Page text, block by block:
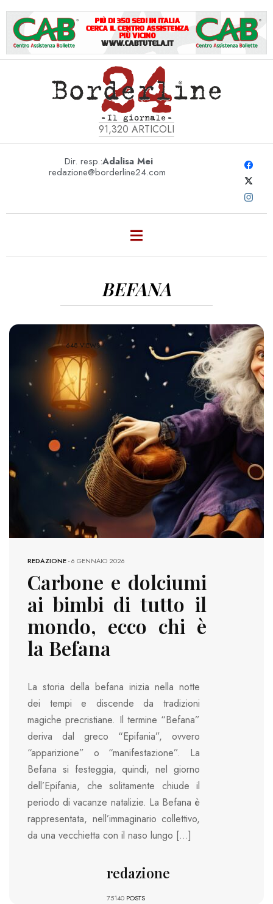
91,320 ARTICOLI
Dir. resp.:Adalisa Mei
redazione@borderline24.com
BEFANA
648 VIEWS
REDAZIONE-6 GENNAIO 2026
Carbone e dolciumi
ai bimbi di tutto il
mondo, ecco chi è
la Befana
La storia della befana inizia nella notte
dei tempi e discende da tradizioni
magiche precristiane. Il termine “Befana”
deriva dal greco “Epifania”, ovvero
“apparizione” o “manifestazione”. La
Befana si festeggia, quindi, nel giorno
dell’Epifania, che solitamente chiude il
periodo di vacanze natalizie. La Befana è
rappresentata, nell’immaginario collettivo,
da una vecchietta con il naso lungo […]
redazione
75140 POSTS